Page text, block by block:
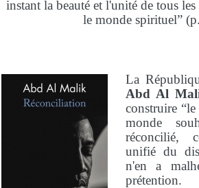
instant la beauté et l'unité de tous
le monde spirituel”
La
Abd Al
construire
monde
réconcilié,
unifié du
n'en a
prétention.